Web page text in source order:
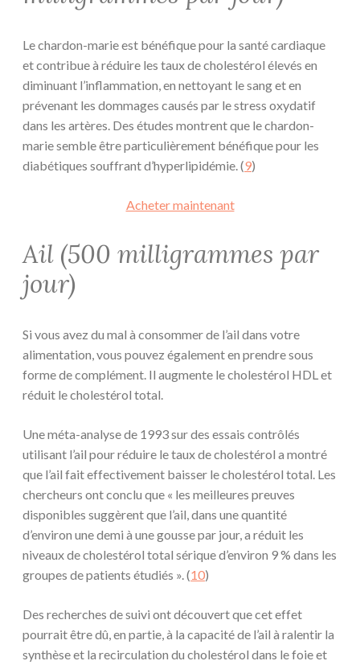
Le chardon-marie est bénéfique pour la santé cardiaque
et contribue à réduire les taux de cholestérol élevés en
diminuant l’inflammation, en nettoyant le sang et en
prévenant les dommages causés par le stress oxydatif
dans les artères. Des études montrent que le chardon-
marie semble être particulièrement bénéfique pour les
diabétiques souffrant d’hyperlipidémie. (9)
Acheter maintenant
Ail (500 milligrammes par
jour)
Si vous avez du mal à consommer de l’ail dans votre
alimentation, vous pouvez également en prendre sous
forme de complément. Il augmente le cholestérol HDL et
réduit le cholestérol total.
Une méta-analyse de 1993 sur des essais contrôlés
utilisant l’ail pour réduire le taux de cholestérol a montré
que l’ail fait effectivement baisser le cholestérol total. Les
chercheurs ont conclu que « les meilleures preuves
disponibles suggèrent que l’ail, dans une quantité
d’environ une demi à une gousse par jour, a réduit les
niveaux de cholestérol total sérique d’environ 9 % dans les
groupes de patients étudiés ». (10)
Des recherches de suivi ont découvert que cet effet
pourrait être dû, en partie, à la capacité de l’ail à ralentir la
synthèse et la recirculation du cholestérol dans le foie et